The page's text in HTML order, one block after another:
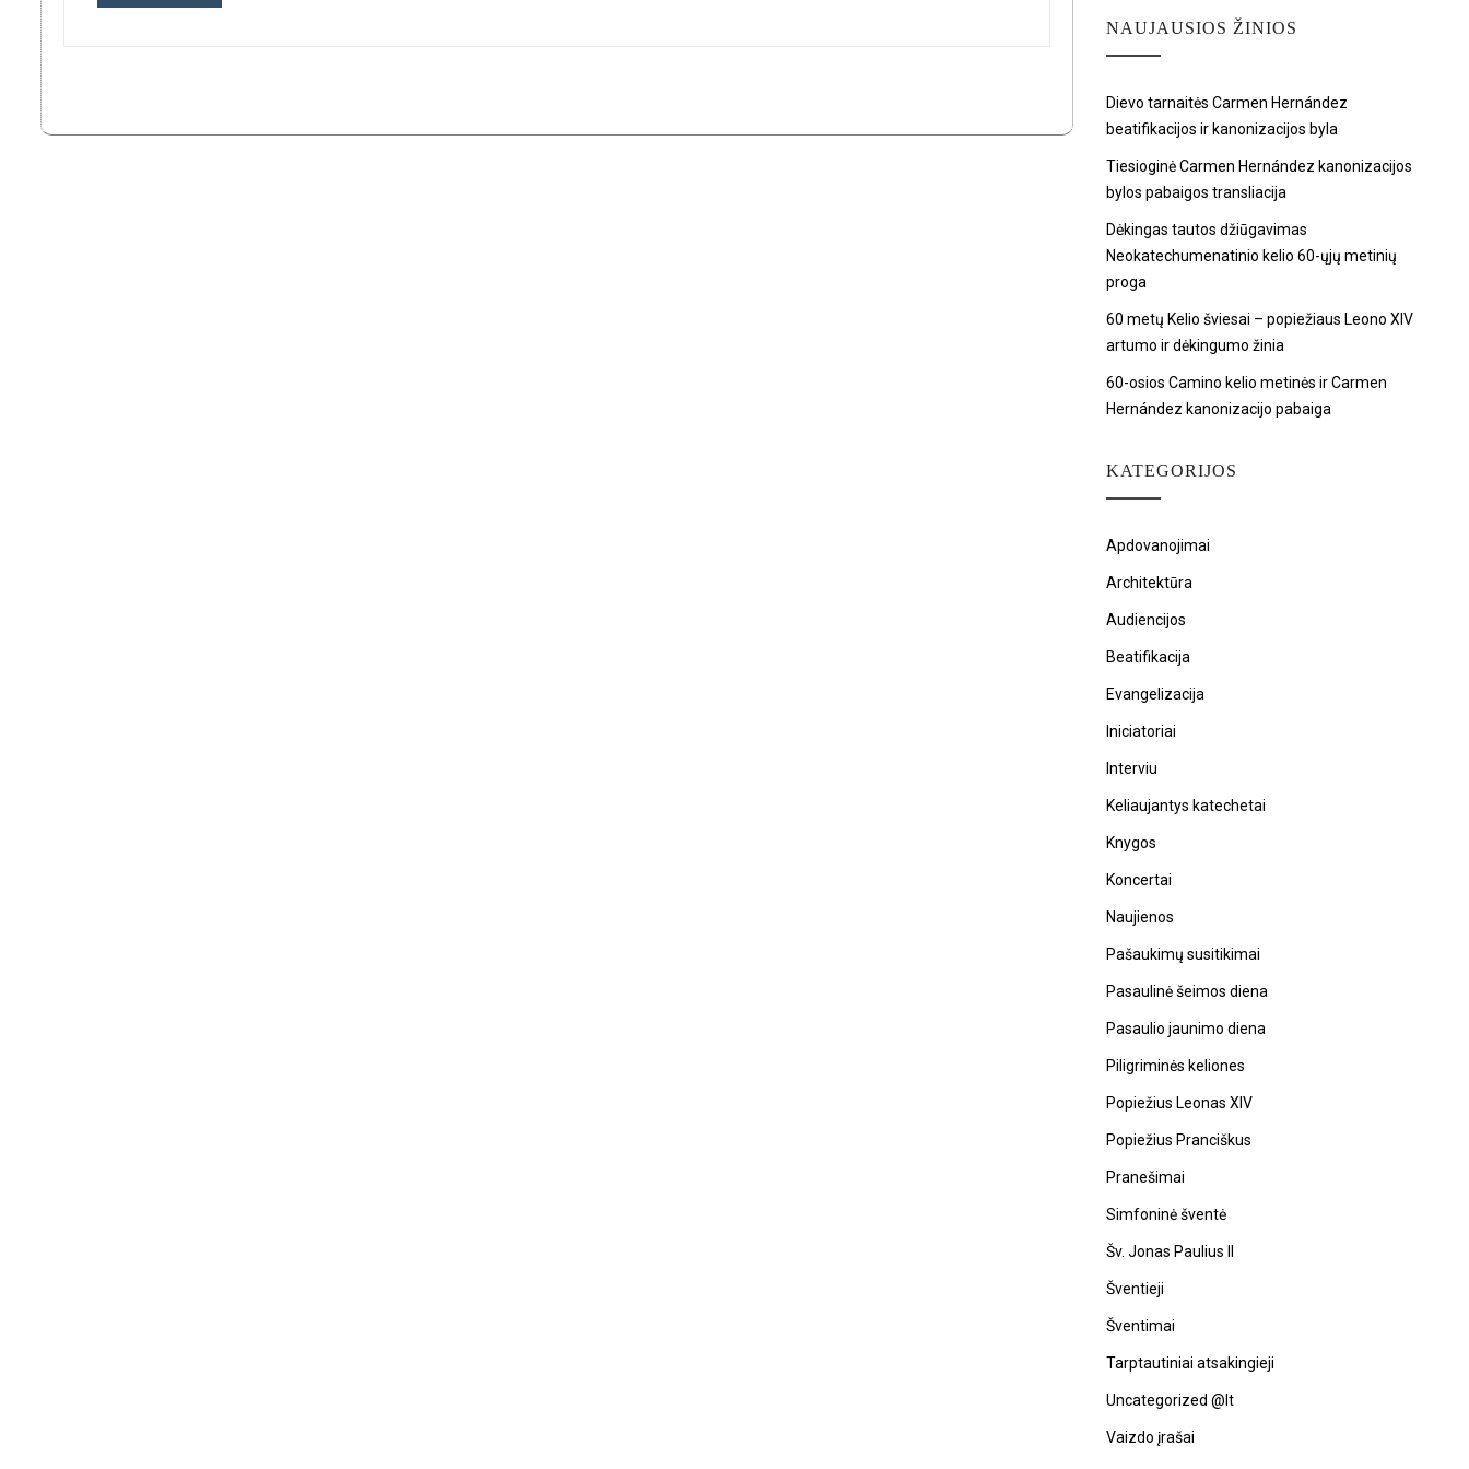
NAUJAUSIOS ŽINIOS
Dievo tarnaitės Carmen Hernández
beatifikacijos ir kanonizacijos byla
Tiesioginė Carmen Hernández kanonizacijos
bylos pabaigos transliacija
Dėkingas tautos džiūgavimas
Neokatechumenatinio kelio 60-ųjų metinių
proga
60 metų Kelio šviesai – popiežiaus Leono XIV
artumo ir dėkingumo žinia
60-osios Camino kelio metinės ir Carmen
Hernández kanonizacijo pabaiga
KATEGORIJOS
Apdovanojimai
Architektūra
Audiencijos
Beatifikacija
Evangelizacija
Iniciatoriai
Interviu
Keliaujantys katechetai
Knygos
Koncertai
Naujienos
Pašaukimų susitikimai
Pasaulinė šeimos diena
Pasaulio jaunimo diena
Piligriminės keliones
Popiežius Leonas XIV
Popiežius Pranciškus
Pranešimai
Simfoninė šventė
Šv. Jonas Paulius II
Šventieji
Šventimai
Tarptautiniai atsakingieji
Uncategorized @lt
Vaizdo įrašai